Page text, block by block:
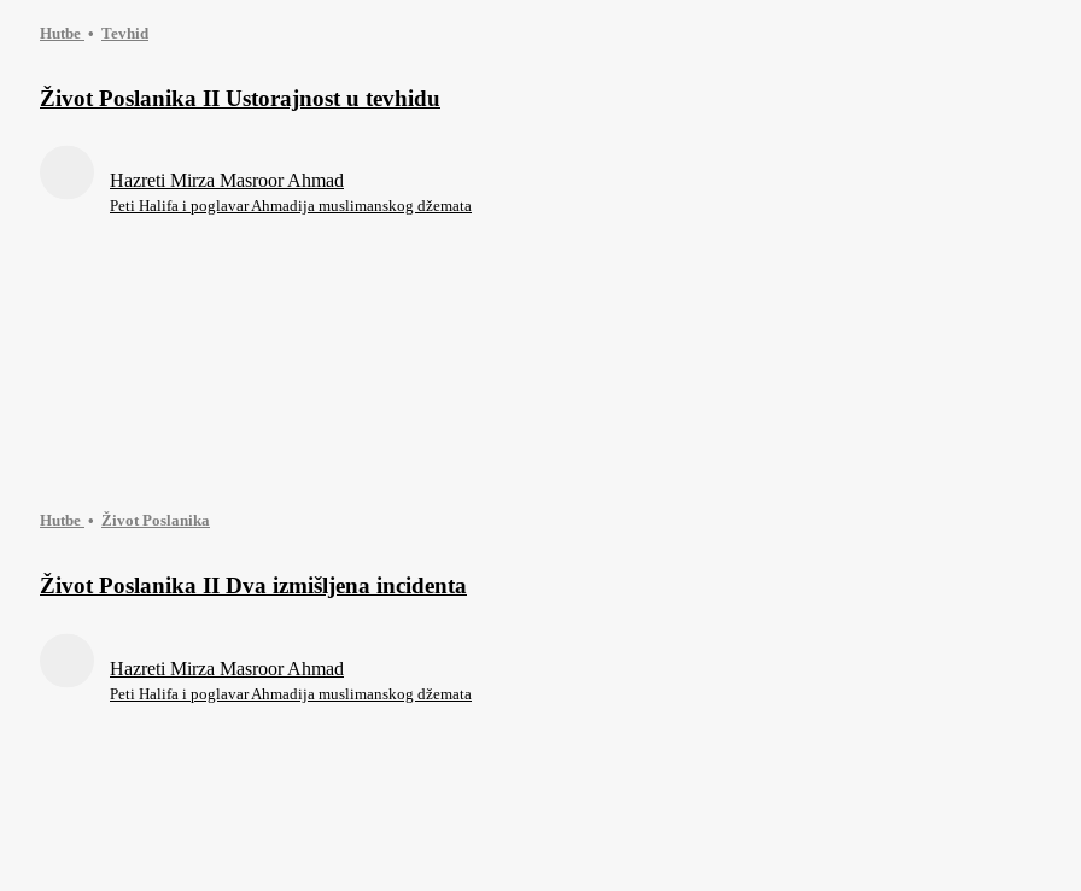
Hutbe Tevhid
Život Poslanika II Ustorajnost u tevhidu
Hazreti Mirza Masroor Ahmad
Peti Halifa i poglavar Ahmadija muslimanskog džemata
Hutbe Život Poslanika
Život Poslanika II Dva izmišljena incidenta
Hazreti Mirza Masroor Ahmad
Peti Halifa i poglavar Ahmadija muslimanskog džemata